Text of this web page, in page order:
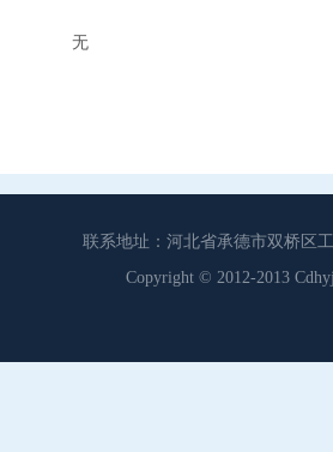
无
联系地址：河北省承德市双桥区
Copyright © 2012-2013